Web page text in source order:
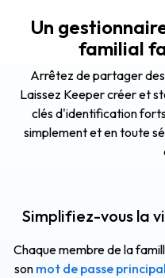
Un
familial
Arrêtez de partager
Laissez Keeper créer et
clés d'identification
simplement et en toute
Simplifiez-vous la
Chaque membre de la
son mot de passe principal